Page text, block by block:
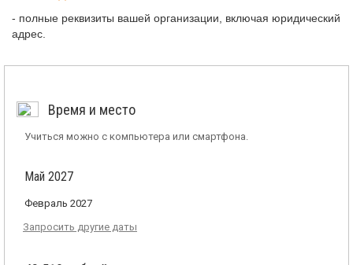
- полные реквизиты вашей организации, включая юридический
адрес.
Время и место
Учиться можно с компьютера или смартфона.
Май 2027
Февраль 2027
Запросить другие даты